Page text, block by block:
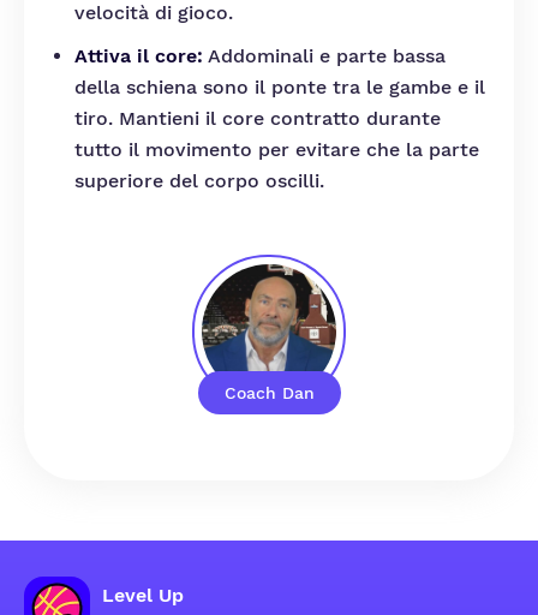
Coach Dan
velocità di gioco.
Attiva il core: Addominali e parte bassa
della schiena sono il ponte tra le gambe e il
tiro. Mantieni il core contratto durante
tutto il movimento per evitare che la parte
superiore del corpo oscilli.
Level Up